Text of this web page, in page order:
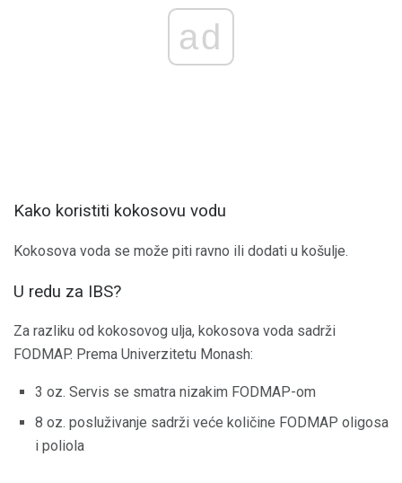
ad
Kako koristiti kokosovu vodu
Kokosova voda se može piti ravno ili dodati u košulje.
U redu za IBS?
Za razliku od kokosovog ulja, kokosova voda sadrži
FODMAP. Prema Univerzitetu Monash:
3 oz. Servis se smatra nizakim FODMAP-om
8 oz. posluživanje sadrži veće količine FODMAP oligosa
i poliola